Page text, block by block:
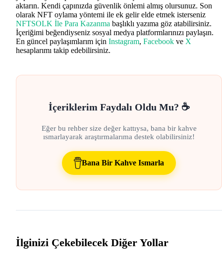
aktarın. Kendi çapınızda güvenlik önlemi almış olursunuz. Son
olarak NFT oylama yöntemi ile ek gelir elde etmek isterseniz
NFTSOLK İle Para Kazanma başlıklı yazıma göz atabilirsiniz.
İçeriğimi beğendiyseniz sosyal medya platformlarınızı paylaşın.
En güncel paylaşımlarım için Instagram, Facebook ve X
hesaplarımı takip edebilirsiniz.
İçeriklerim Faydalı Oldu Mu? ☕
Eğer bu rehber size değer kattıysa, bana bir kahve
ısmarlayarak araştırmalarıma destek olabilirsiniz!
Bana Bir Kahve Ismarla
İlginizi Çekebilecek Diğer Yollar